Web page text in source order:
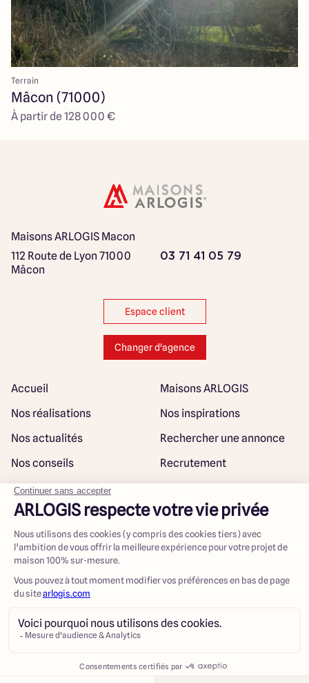
Terrain
Mâcon (71000)
À partir de 128 000 €
Maisons ARLOGIS Macon
112 Route de Lyon 71000
Mâcon
03 71 41 05 79
Espace client
Changer d'agence
Accueil
Maisons ARLOGIS
Nos réalisations
Nos inspirations
Nos actualités
Rechercher une annonce
Nos conseils
Recrutement
Mentions légales
Rejoindre notre réseau
@ Maisons ARLOGIS 2023